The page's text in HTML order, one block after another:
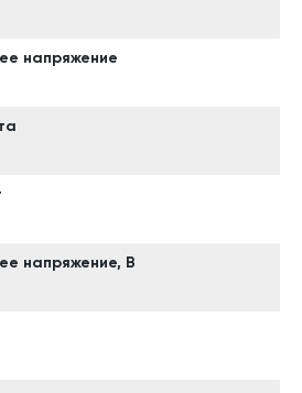
напряжение
напряжение, В